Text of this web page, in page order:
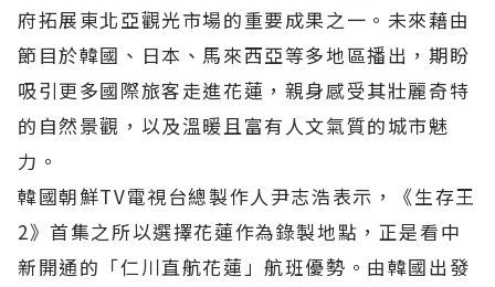
府拓展東北亞觀光市場的重要成果之一。未來藉由
節目於韓國、日本、馬來西亞等多地區播出，期盼
吸引更多國際旅客走進花蓮，親身感受其壯麗奇特
的自然景觀，以及溫暖且富有人文氣質的城市魅
力。
韓國朝鮮TV電視台總製作人尹志浩表示，《生存王
2》首集之所以選擇花蓮作為錄製地點，正是看中
新開通的「仁川直航花蓮」航班優勢。由韓國出發